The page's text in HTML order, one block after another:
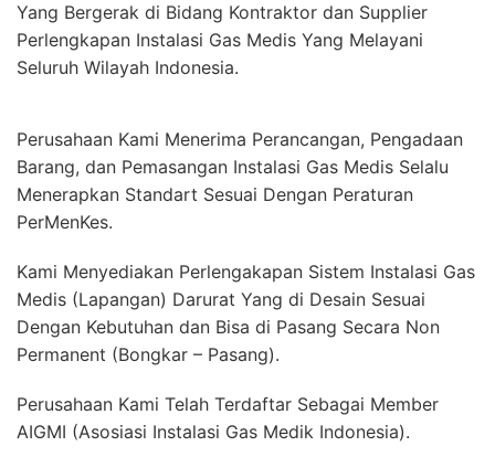
Yang Bergerak di Bidang Kontraktor dan Supplier
Perlengkapan Instalasi Gas Medis Yang Melayani
Seluruh Wilayah Indonesia.
Perusahaan Kami Menerima Perancangan, Pengadaan
Barang, dan Pemasangan Instalasi Gas Medis Selalu
Menerapkan Standart Sesuai Dengan Peraturan
PerMenKes.
Kami Menyediakan Perlengakapan Sistem Instalasi Gas
Medis (Lapangan) Darurat Yang di Desain Sesuai
Dengan Kebutuhan dan Bisa di Pasang Secara Non
Permanent (Bongkar – Pasang).
Perusahaan Kami Telah Terdaftar Sebagai Member
AIGMI (Asosiasi Instalasi Gas Medik Indonesia).